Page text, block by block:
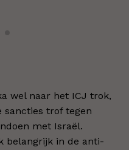
wel naar het ICJ trok,
sancties trof tegen
met Israël.
belangrijk in de anti-